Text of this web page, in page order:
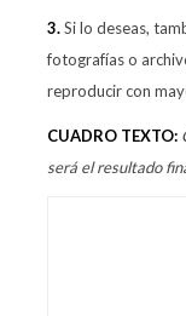
3.Si lo deseas,
fotografías o
reproducir con
CUADRO TEXTO:
será el resultado